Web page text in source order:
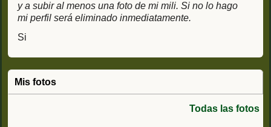
y a subir al menos una foto de mi mili. Si no lo hago
mi perfil será eliminado inmediatamente.
Si
Mis fotos
Todas las fotos